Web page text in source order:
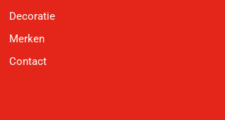
Decoratie
Merken
Contact